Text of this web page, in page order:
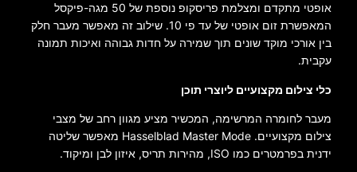
אופטי מתקדם ומצלמת פריסקופ נוספת של 50 מגה-פיקסל
המאפשרת זום אופטי של עד פי 10. שילוב זה מאפשר מעבר חלק
בין אורכי מוקד שונים תוך שמירה על חדות גבוהה ואיכות תמונה
עקבית.
כלי צילום מקצועיים ליוצרי תוכן
מעבר לחומרה המרשימה, המכשיר מציע מגוון רחב של מצבי
צילום מקצועיים. Hasselblad Master Mode מאפשר שליטה
ידנית בפרמטרים כמו ISO, מהירות תריס, איזון לבן ומיקוד.